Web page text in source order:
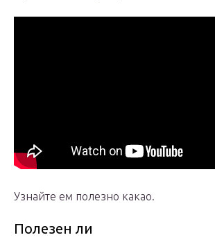
Узнайте ем полезно какао.
Полезен ли